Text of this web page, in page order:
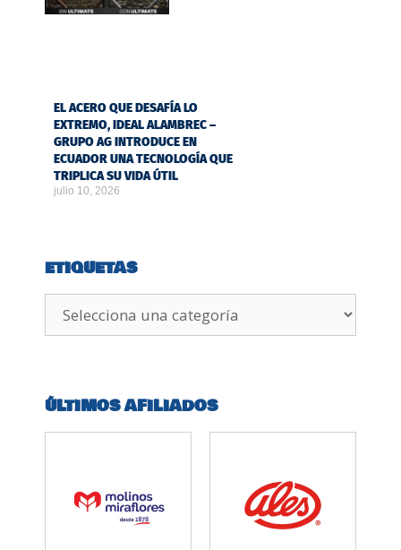
EL ACERO QUE DESAFÍA LO
EXTREMO, IDEAL ALAMBREC –
GRUPO AG INTRODUCE EN
ECUADOR UNA TECNOLOGÍA QUE
TRIPLICA SU VIDA ÚTIL
julio 10, 2026
ETIQUETAS
ÚLTIMOS AFILIADOS